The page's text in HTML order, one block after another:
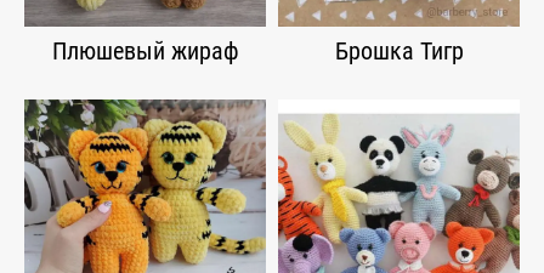
Плюшевый жираф Брошка Тигр